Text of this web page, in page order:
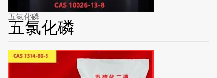
五氯化磷
五氯化磷